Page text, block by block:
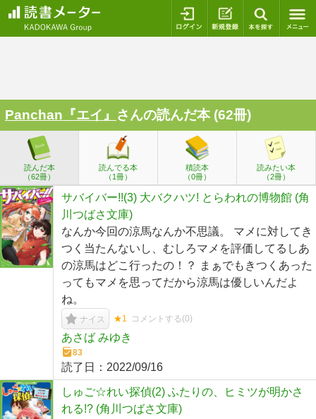
ログイン 新規登録
Panchan『エイ』 さんの読んだ本 (62冊)
読んだ本
（62冊）
読んでる本
（1冊）
積読本
（0冊）
読みたい本
（2冊）
サバイバー!!(3) 大バクハツ! とらわれの博物館 (角
川つばさ文庫)
なんか今回の涼馬なんか不思議。 マメに対してき
つく当たんないし、むしろマメを評価してるしあ
の涼馬はどこ行ったの！？ まぁでもきつくあった
ってもマメを思ってだから涼馬は優しいんだよ
ね。
ナイス ★1 コメントする(0)
あさば みゆき
83
読了日： 2022/09/16
しゅご☆れい探偵(2) ふたりの、ヒミツが明かさ
れる!? (角川つばさ文庫)